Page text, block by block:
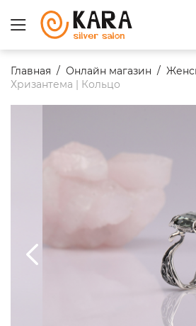
Главная Онлайн магазин
Хризантема | Кольцо